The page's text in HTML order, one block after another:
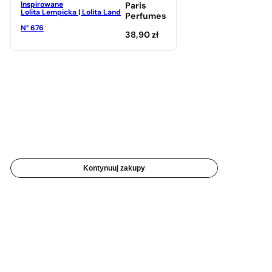
Inspirowane
Lolita Lempicka | Lolita Land
N° 676
Paris
Perfumes
38,90zł
Kontynuuj zakupy